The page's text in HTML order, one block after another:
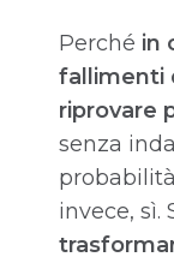
Perché in
fallimenti
riprovare
senza
invece, sì.